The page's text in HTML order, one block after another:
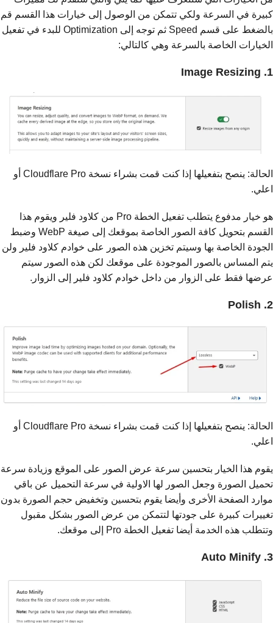
كبيرة في السرعة ولكي تتمكن من الوصول إلى خيارات هذا القسم قم
بالضغط على قسم Speed ثم توجه إلى Optimization للبدء في تفعيل
الخيارات الخاصة بالسرعة وهي كالتالي:
1. Image Resizing
الحالة: ينصح بتفعيلها إذا كنت قمت بشراء نسخة Cloudflare Pro أو
اعلي.
هو خيار مدفوع يتطلب تفعيل الخطة Pro من كلاود فلير ويقوم هذا
القسم بتحويل كافة الصور الخاصة بموقعك إلى صيغة WebP وضبط
الجودة الخاصة بها وسيتم تخزين هذه الصور على خوادم كلاود فلير ولن
يتم المساس بالصور الموجودة على موقعك لكن هذه الصور سيتم
عرضها فقط على الزوار من داخل خوادم كلاود فلير إلى الزوار.
2. Polish
الحالة: ينصح بتفعيلها إذا كنت قمت بشراء نسخة Cloudflare Pro أو
اعلي.
يقوم هذا الخيار بتحسين سرعة عرض الصور على الموقع وزيادة سرعة
تحميل الصورة وجعل الصور لها الاولية في سرعة التحميل عن باقي
موارد الصفحة الأخرى وأيضا يقوم بتحسين وتخفيض حجم الصورة بدون
تغييرات كبيرة على جودتها لتتمكن من عرض الصور بشكل مقبول
وتتطلب هذه الخدمة أيضا تفعيل الخطة Pro إلى موقعك.
3. Auto Minify